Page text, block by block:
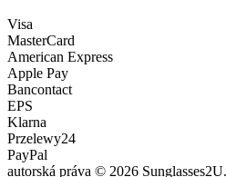
Visa
MasterCard
American Express
Apple Pay
Bancontact
EPS
Klarna
Przelewy24
PayPal
autorská práva © 2026